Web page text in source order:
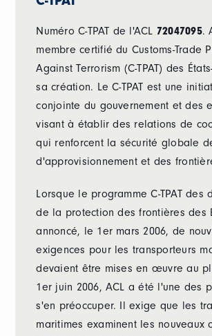
Numéro C-TPAT de l'ACL 72047095.
membre certifié du Customs-Trade
Against Terrorism (C-TPAT) des
sa création. Le C-TPAT est une
conjointe du gouvernement et des
visant à établir des relations de
qui renforcent la sécurité globale
d'approvisionnement et des
Lorsque le programme C-TPAT des
de la protection des frontières des
annoncé, le 1er mars 2006, de
exigences pour les transporteurs
devaient être mises en œuvre au
1er juin 2006, ACL a été l'une des
s'en préoccuper. Il exige que les
maritimes examinent les nouveaux